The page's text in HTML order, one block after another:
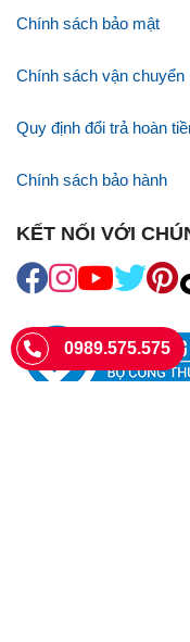
Chính sách bảo mật
Chính sách vận chuyển
Quy định đổi trả hoàn
Chính sách bảo hành
KẾT NỐI VỚI
0989.575.575